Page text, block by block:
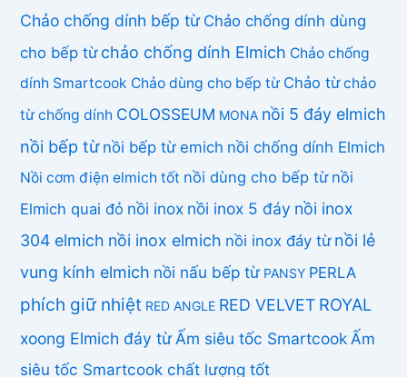
Chảo chống dính bếp từ Chảo chống dính dùng
cho bếp từ chảo chống dính Elmich Chảo chống
dính Smartcook Chảo dùng cho bếp từ Chảo từ chảo
từ chống dính COLOSSEUM MONA nồi 5 đáy elmich
nồi bếp từ nồi bếp từ emich nồi chống dính Elmich
Nồi cơm điện elmich tốt nồi dùng cho bếp từ nồi
Elmich quai đỏ nồi inox nồi inox 5 đáy nồi inox
304 elmich nồi inox elmich nồi inox đáy từ nồi lẻ
vung kính elmich nồi nấu bếp từ PANSY PERLA
phích giữ nhiệt RED ANGLE RED VELVET ROYAL
xoong Elmich đáy từẤm siêu tốc Smartcook Ấm
siêu tốc Smartcook chất lượng tốt